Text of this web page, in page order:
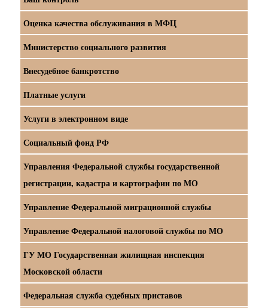
Оценка качества обслуживания в МФЦ
Министерство социального развития
Внесудебное банкротство
Платные услуги
Услуги в электронном виде
Социальный фонд РФ
Управления Федеральной службы государственной
регистрации, кадастра и картографии по МО
Управление Федеральной миграционной службы
Управление Федеральной налоговой службы по МО
ГУ МО Государственная жилищная инспекция
Московской области
Федеральная служба судебных приставов